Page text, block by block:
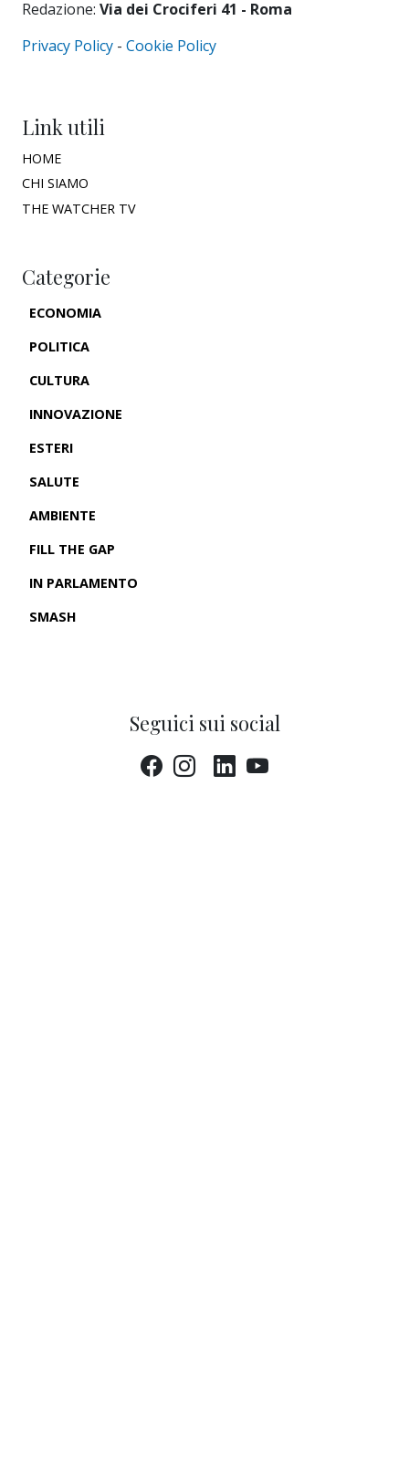
Redazione: Via dei Crociferi 41 - Roma
Privacy Policy - Cookie Policy
Link utili
HOME
CHI SIAMO
THE WATCHER TV
Categorie
ECONOMIA
POLITICA
CULTURA
INNOVAZIONE
ESTERI
SALUTE
AMBIENTE
FILL THE GAP
IN PARLAMENTO
SMASH
Seguici sui social